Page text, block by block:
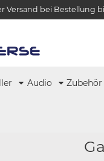
Versand bei Bestellung
Audio Zubehör